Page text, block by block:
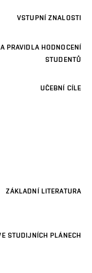
VSTUPNÍ ZNALOSTI
PRAVIDLA HODNOCENÍ
STUDENTŮ
UČEBNÍ CÍLE
ZÁKLADNÍ LITERATURA
STUDIJNÍCH PLÁNECH